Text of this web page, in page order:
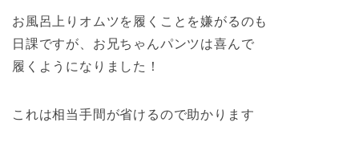
お風呂上りオムツを履くことを嫌がるのも
日課ですが、お兄ちゃんパンツは喜んで
履くようになりました！
これは相当手間が省けるので助かります